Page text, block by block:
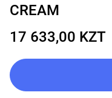
CREAM
17 633,00 KZT